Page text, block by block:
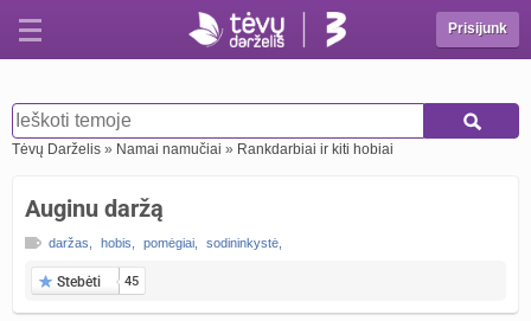
Prisijunk
Tėvų Darželis » Namai namučiai » Rankdarbiai ir kiti hobiai
Auginu daržą
daržas hobis pomėgiai sodininkystė
Stebėti 45